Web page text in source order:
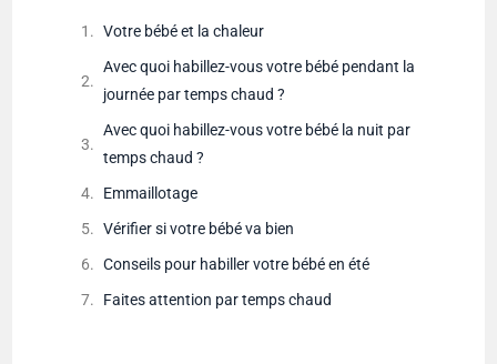
Votre bébé et la chaleur
Avec quoi habillez-vous votre bébé pendant la
journée par temps chaud ?
Avec quoi habillez-vous votre bébé la nuit par
temps chaud ?
Emmaillotage
Vérifier si votre bébé va bien
Conseils pour habiller votre bébé en été
Faites attention par temps chaud